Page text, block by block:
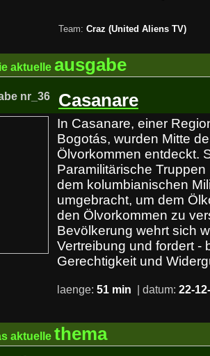
Team: Craz (United Aliens TV)
aktuelle ausgabe
nr_36 Casanare
In Casanare, einer
Bogotás, wurden Mitte
Ölvorkommen entdeckt.
Paramilitärische
dem kolumbianischen
umgebracht, um dem
den Ölvorkommen zu
Bevölkerung wehrt sich
Vertreibung und fordert -
Gerechtigkeit und
laenge: 51 min | datum: 22-
aktuelle thema